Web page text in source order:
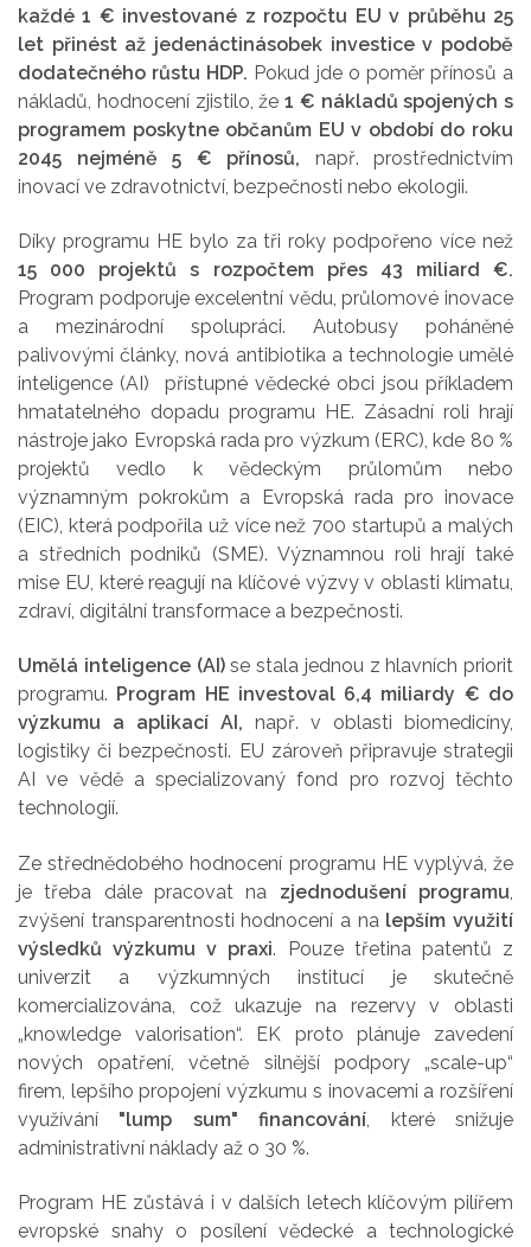
každé 1 € investované z rozpočtu EU v průběhu 25
let přinést až jedenáctinásobek investice v podobě
dodatečného růstu HDP. Pokud jde o poměr přínosů a
nákladů, hodnocení zjistilo, že 1 € nákladů spojených s
programem poskytne občanům EU v období do roku
2045 nejméně 5 € přínosů, např. prostřednictvím
inovací ve zdravotnictví, bezpečnosti nebo ekologii.
Díky programu HE bylo za tři roky podpořeno více než
15 000 projektů s rozpočtem přes 43 miliard €.
Program podporuje excelentní vědu, průlomové inovace
a mezinárodní spolupráci. Autobusy poháněné
palivovými články, nová antibiotika a technologie umělé
inteligence (AI) přístupné vědecké obci jsou příkladem
hmatatelného dopadu programu HE. Zásadní roli hrají
nástroje jako Evropská rada pro výzkum (ERC), kde 80 %
projektů vedlo k vědeckým průlomům nebo
významným pokrokům a Evropská rada pro inovace
(EIC), která podpořila už více než 700 startupů a malých
a středních podniků (SME). Významnou roli hrají také
mise EU, které reagují na klíčové výzvy v oblasti klimatu,
zdraví, digitální transformace a bezpečnosti.
Umělá inteligence (AI)se stala jednou z hlavních priorit
programu. Program HE investoval 6,4 miliardy € do
výzkumu a aplikací AI, např. v oblasti biomedicíny,
logistiky či bezpečnosti. EU zároveň připravuje strategii
AI ve vědě a specializovaný fond pro rozvoj těchto
technologií.
Ze střednědobého hodnocení programu HE vyplývá, že
je třeba dále pracovat na zjednodušení programu
zvýšení transparentnosti hodnocení a na lepším využití
výsledků výzkumu v praxi. Pouze třetina patentů z
univerzit a výzkumných institucí je skutečně
komercializována, což ukazuje na rezervy v oblasti
„knowledge valorisation“. EK proto plánuje zavedení
nových opatření, včetně silnější podpory „scale-up“
firem, lepšího propojení výzkumu s inovacemi a rozšíření
využívání "lump sum" financování , které snižuje
administrativní náklady až o 30 %.
Program HE zůstává i v dalších letech klíčovým pilířem
evropské snahy o posílení vědecké a technologické